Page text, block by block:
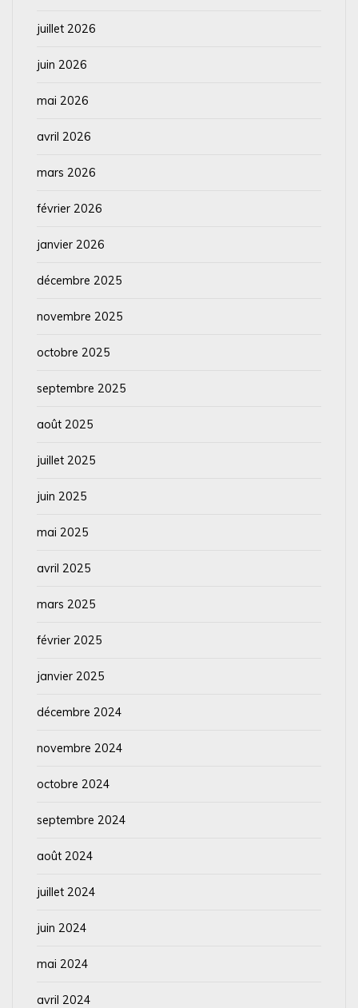
juillet 2026
juin 2026
mai 2026
avril 2026
mars 2026
février 2026
janvier 2026
décembre 2025
novembre 2025
octobre 2025
septembre 2025
août 2025
juillet 2025
juin 2025
mai 2025
avril 2025
mars 2025
février 2025
janvier 2025
décembre 2024
novembre 2024
octobre 2024
septembre 2024
août 2024
juillet 2024
juin 2024
mai 2024
avril 2024